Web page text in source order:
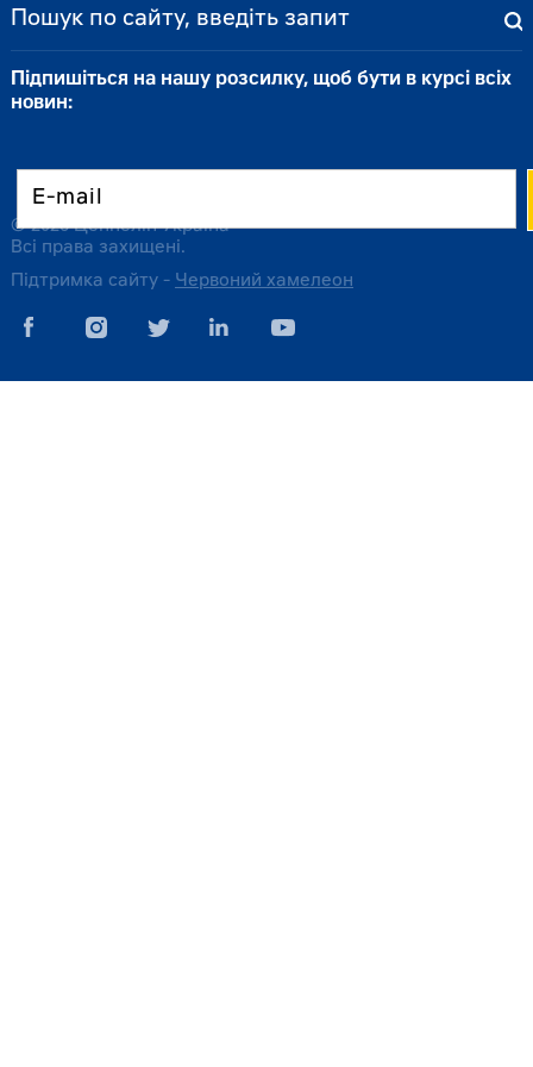
Підпишіться на нашу розсилку, щоб бути в курсі всіх
новин:
© 2026 Цеппелін Україна
Всі права захищені.
Підтримка сайту - Червоний хамелеон